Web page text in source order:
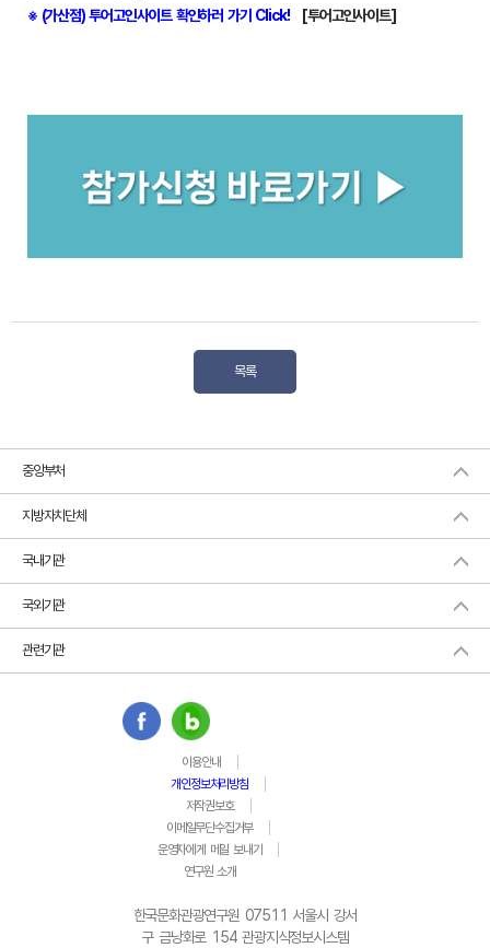
※ (가산점) 투어고인사이트 확인하러 가기 Click!
[투어고인사이트]
목록
중앙부처
지방자치단체
국내기관
국외기관
관련기관
이용안내
개인정보처리방침
저작권보호
이메일무단수집거부
운영자에게 메일 보내기
연구원 소개
한국문화관광연구원 07511 서울시 강서
구 금낭화로 154 관광지식정보시스템